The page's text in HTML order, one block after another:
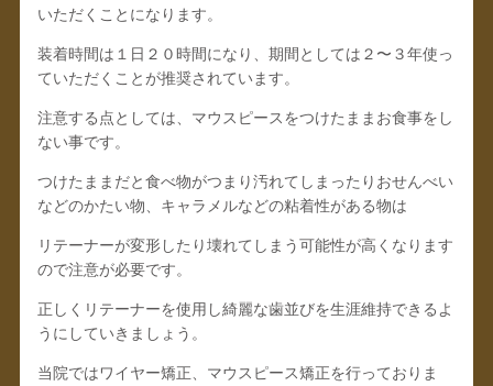
いただくことになります。
装着時間は１日２０時間になり、期間としては２〜３年使っ
ていただくことが推奨されています。
注意する点としては、マウスピースをつけたままお食事をし
ない事です。
つけたままだと食べ物がつまり汚れてしまったりおせんべい
などのかたい物、キャラメルなどの粘着性がある物は
リテーナーが変形したり壊れてしまう可能性が高くなります
ので注意が必要です。
正しくリテーナーを使用し綺麗な歯並びを生涯維持できるよ
うにしていきましょう。
当院ではワイヤー矯正、マウスピース矯正を行っておりま